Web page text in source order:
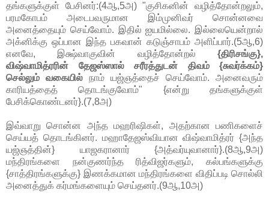
தங்களுக்குள் பேசினர்:(4ஆ,5அ) "குசிகனின் வழித்தோன்றலும்,
பரமகோபம் அடைபவருமான இம்முனிவர் சொன்னவை
அனைத்தையும் செய்வோம். இதில் ஐயமில்லை. இல்லையென்றால்
அக்னிக்கு ஒப்பான இந்த பகவான் கடுஞ்சாபம் அளிப்பார்.(5ஆ,6)
எனவே, இக்ஷ்வாகுவின் வழித்தோன்றல் {திரிசங்கு},
விஷ்வாமித்ரரின் தேஜஸ்ஸால் சரீரத்துடன் திவம் {சுவர்க்கம்}
செல்லும் வகையில் நாம் யஜ்ஞத்தைச் செய்வோம். அனைவரும்
காரியத்தைத் தொடங்குவோம்" {என்று தங்களுக்குள்
பேசிக்கொண்டனர்}.(7,8அ)
இவ்வாறு சொன்ன அந்த மஹரிஷிகள், அதற்கான பணிகளைச்
செய்யத் தொடங்கினர். மஹாதேஜஸ்வியான விஷ்வாமித்ரர் {அந்த
யஜ்ஞத்தின்} யாஜகரானார் {அத்வர்யுவானார்}.(8ஆ,9அ)
மந்திரங்களை நன்குணர்ந்த ரித்விஜர்களும், கல்பங்களுக்கு
{சாத்திரங்களுக்கு} இணக்கமான மந்திரங்களை விதிப்படி சொல்லி
அனைத்துக் கர்மங்களையும் செய்தனர்.(9ஆ,10அ)